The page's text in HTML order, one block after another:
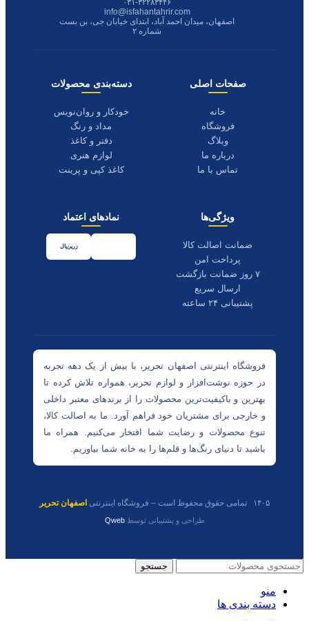
۰۳۱-۳۲۲۸۳۴۴۶
info@isfahantahrir.com
اصفهان، میدان احمد آباد، ابتدای خیابان جی، بن بست
شماره ۲
صفحات اصلی
خانه
فروشگاه
وبلاگ
درباره ما
تماس با ما
دسته‌بندی محصولات
خودکار و روان‌نویس
مداد و رنگ
دفتر و کاغذ
لوازم هنری
کاغذ کپی و پرینت
ویژگی‌ها
ضمانت اصالت کالا
پرداخت امن
۷ روز ضمانت بازگشت
ارسال سریع
پشتیبانی ۲۴ ساعته
نمادهای اعتماد
زرین‌پال
فروشگاه اینترنتی اصفهان تحریر، با بیش از یک دهه تجربه
در حوزه نوشت‌افزار و لوازم تحریر، همواره تلاش کرده تا
بهترین و باکیفیت‌ترین محصولات را از برندهای معتبر داخلی
و خارجی برای مشتریان خود فراهم آورد. ما به اصالت کالا،
تنوع محصولات و رضایت شما افتخار می‌کنیم. همراه ما
باشید تا دنیای رنگ‌ها و قلم‌ها را به خانه شما بیاوریم.
۱۴۰۵ تمامی حقوق محفوظ است – فروشگاه اینترنتی اصفهان تحریر
طراحی و پشتیبانی توسطQweb
جستجو
منو
دسته بندی ها